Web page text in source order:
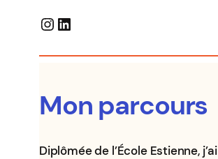
InstagramLinkedIn
Mon parcours
Diplômée de l’École Estienne, j’ai